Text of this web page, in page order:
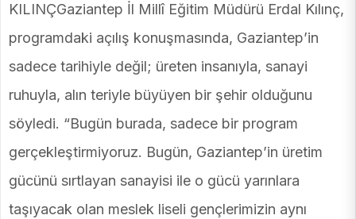
KILINÇGaziantep İl Millî Eğitim Müdürü Erdal Kılınç,
programdaki açılış konuşmasında, Gaziantep’in
sadece tarihiyle değil; üreten insanıyla, sanayi
ruhuyla, alın teriyle büyüyen bir şehir olduğunu
söyledi. “Bugün burada, sadece bir program
gerçekleştirmiyoruz. Bugün, Gaziantep’in üretim
gücünü sırtlayan sanayisi ile o gücü yarınlara
taşıyacak olan meslek liseli gençlerimizin aynı